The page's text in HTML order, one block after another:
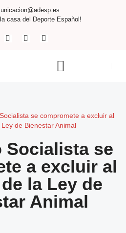
casa del Deporte Español!
se compromete a excluir al
de Bienestar Animal
Socialista se
a excluir al
la Ley de
Animal